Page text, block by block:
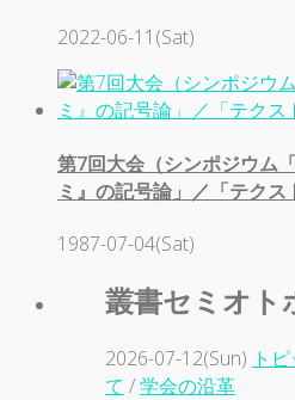
2022-06-11(Sat)
第7回大会（シンポジウム
ミ』の記号論」／「テクス
1987-07-04(Sat)
叢書セミオト
2026-07-12(Sun) ト
て /学会の沿革